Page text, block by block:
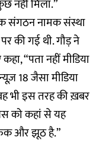
नहीं मिला.”
संगठन नामक संस्था
की गई थी. गौड़ ने
“पता नहीं मीडिया
18 जैसा मीडिया
भी इस तरह की ख़बर
को कहां से यह
फेक और झूठ है.”